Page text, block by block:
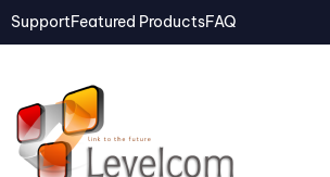
SupportFeatured ProductsFAQ